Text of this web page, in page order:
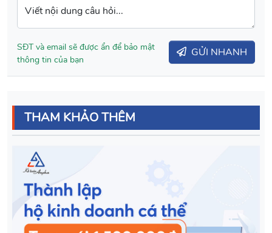
Viết nội dung câu hỏi...
SĐT và email sẽ được ẩn để bảo mật
thông tin của bạn
GỬI NHANH
THAM KHẢO THÊM